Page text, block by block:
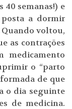
40 semanas!) e
a dormir
voltou,
as contrações
medicamento
o “parto
de que
o dia seguinte
de medicina.